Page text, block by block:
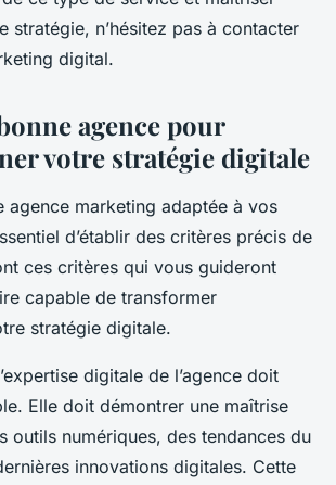
stratégie, n’hésitez pas à contacter
digital.
agence pour
votre stratégie digitale
agence marketing adaptée à vos
d’établir des critères précis de
ces critères qui vous guideront
capable de transformer
stratégie digitale.
digitale de l’agence doit
Elle doit démontrer une maîtrise
outils numériques, des tendances du
innovations digitales. Cette